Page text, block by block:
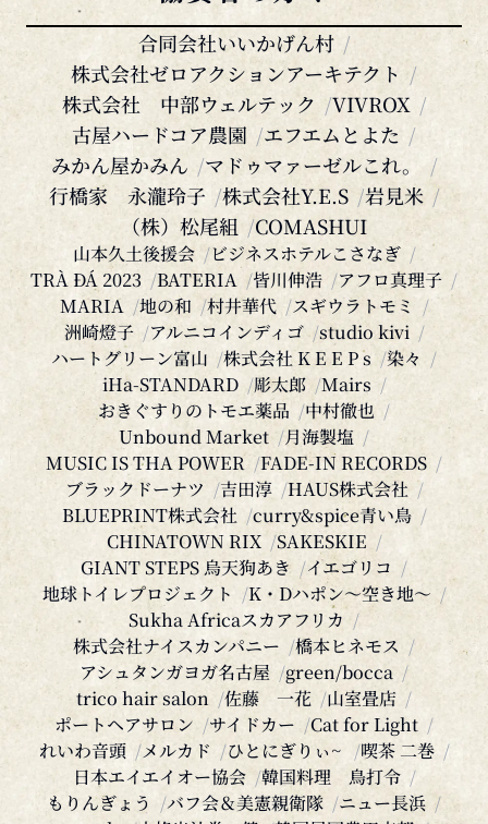
合同会社いいかげん村
株式会社ゼロアクションアーキテクト
株式会社 中部ウェルテック VIVROX
古屋ハードコア農園 エフエムとよた
みかん屋かみん
マドゥマァーゼルこれ。
行橋家 永瀧玲子
株式会社Y.E.S 岩見米
（株）松尾組 COMASHUI
山本久土後援会
ビジネスホテルこさなぎ
TRÀ ĐÁ 2023
BATERIA 皆川伸浩
アフロ真理子
MARIA
地の和 村井華代
スギウラトモミ
洲崎燈子
アルニコインディゴ
studio kivi
ハートグリーン富山
株式会社 K E E P s
染々
iHa-STANDARD
彫太郎
Mairs
おきぐすりのトモエ薬品
中村徹也
Unbound Market
月海製塩
MUSIC IS THA POWER
FADE-IN RECORDS
ブラックドーナツ
吉田淳
HAUS株式会社
BLUEPRINT株式会社
curry&spice青い鳥
CHINATOWN RIX
SAKESKIE
GIANT STEPS 烏天狗あき
イエゴリコ
地球トイレプロジェクト
K・Dハポン〜空き地〜
Sukha Africaスカアフリカ
株式会社ナイスカンパニー
橋本ヒネモス
アシュタンガヨガ名古屋
green/bocca
trico hair salon
佐藤 一花
山室畳店
ポートヘアサロン
サイドカー
Cat for Light
れいわ音頭
メルカド ひとにぎりぃ~
喫茶 二巻
日本エイエイオー協会
韓国料理 鳥打令
もりんぎょう
バフ会＆美憲親衛隊
ニュー長浜
nuttela
本格出汁巻 健
韓国民団豊田支部